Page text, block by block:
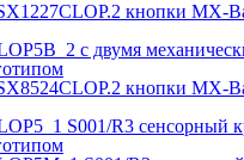
кнопки MX-
с двумя
кнопки MX-
S001/R3 сенсорный